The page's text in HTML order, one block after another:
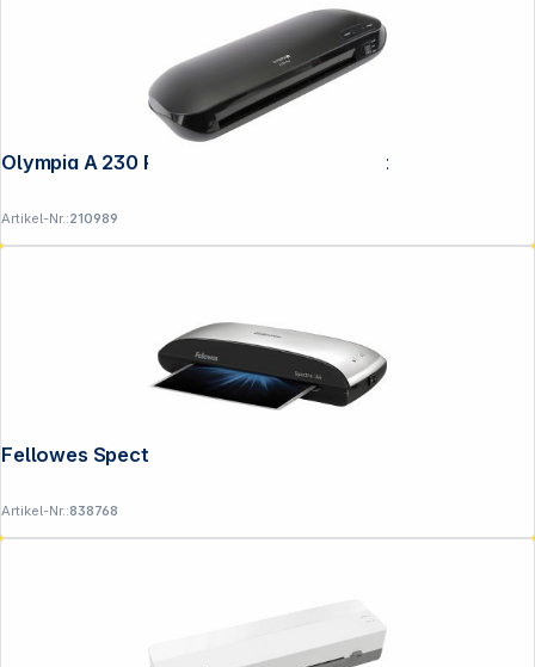
Olympia A 230 Plus DIN A4 Laminiergerät
Artikel-Nr.:210989
Artikel-Nr.:838768